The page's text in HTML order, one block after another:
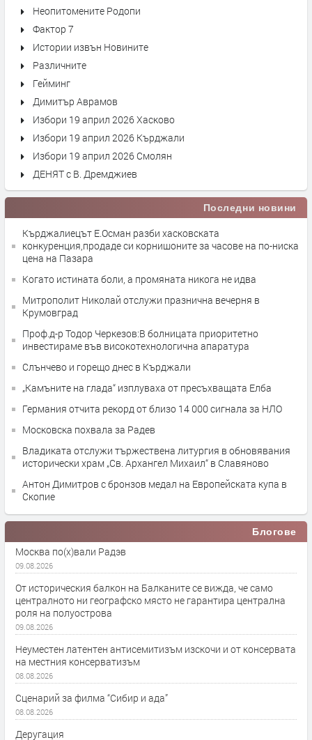
Неопитомените Родопи
Фактор 7
Истории извън Новините
Различните
Гейминг
Димитър Аврамов
Избори 19 април 2026 Хасково
Избори 19 април 2026 Кърджали
Избори 19 април 2026 Смолян
ДЕНЯТ с В. Дремджиев
Последни новини
Кърджалиецът Е.Осман разби хасковската
конкуренция,продаде си корнишоните за часове на по-ниска
цена на Пазара
Когато истината боли, а промяната никога не идва
Митрополит Николай отслужи празнична вечерня в
Крумовград
Проф.д-р Тодор Черкезов:В болницата приоритетно
инвестираме във високотехнологична апаратура
Слънчево и горещо днес в Кърджали
„Камъните на глада“ изплуваха от пресъхващата Елба
Германия отчита рекорд от близо 14 000 сигнала за НЛО
Московска похвала за Радев
Владиката отслужи тържествена литургия в обновявания
исторически храм „Св. Архангел Михаил“ в Славяново
Антон Димитров с бронзов медал на Европейската купа в
Скопие
Блогове
Москва по(х)вали Радэв
09.08.2026
От историческия балкон на Балканите се вижда, че само
централното ни географско място не гарантира централна
роля на полуострова
09.08.2026
Неуместен латентен антисемитизъм изскочи и от консервата
на местния консерватизъм
08.08.2026
Сценарий за филма “Сибир и ада”
08.08.2026
Деругация